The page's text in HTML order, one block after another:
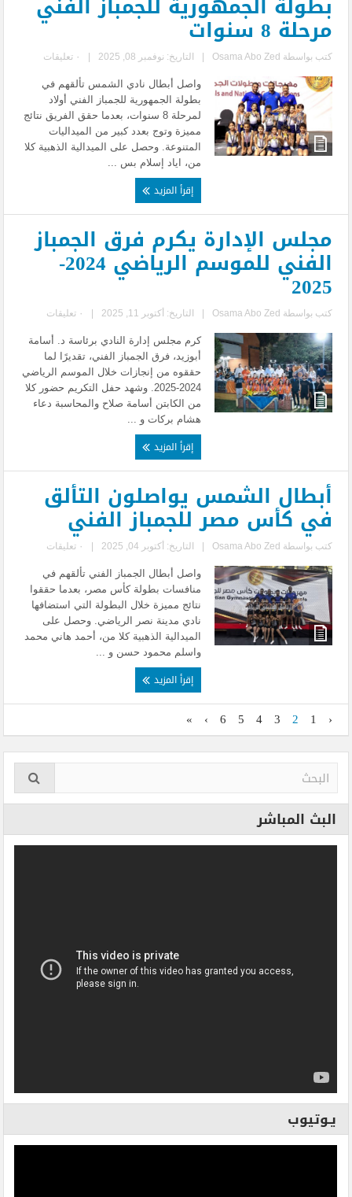
مرحلة 8 سنوات
كتب بواسطة Osama Abo Zed التاريخ: نوفمبر 08, 2025 ٠ تعليقات
واصل أبطال نادي الشمس تألقهم في
بطولة الجمهورية للجمباز الفني أولاد
لمرحلة 8 سنوات، بعدما حقق الفريق نتائج
مميزة وتوج بعدد كبير من الميداليات
المتنوعة. وحصل على الميدالية الذهبية كلا
من، اياد إسلام بس ...
إقرأ المزيد
مجلس الإدارة يكرم فرق الجمباز
الفني للموسم الرياضي 2024-
2025
كتب بواسطة Osama Abo Zed التاريخ: أكتوبر 11, 2025 ٠ تعليقات
كرم مجلس إدارة النادي برئاسة د. أسامة
أبوزيد، فرق الجمباز الفني، تقديرًا لما
حققوه من إنجازات خلال الموسم الرياضي
2024-2025. وشهد حفل التكريم حضور كلا
من الكابتن أسامة صلاح والمحاسبة دعاء
هشام بركات و ...
إقرأ المزيد
أبطال الشمس يواصلون التألق
في كأس مصر للجمباز الفني
كتب بواسطة Osama Abo Zed التاريخ: أكتوبر 04, 2025 ٠ تعليقات
واصل أبطال الجمباز الفني تألقهم في
منافسات بطولة كأس مصر، بعدما حققوا
نتائج مميزة خلال البطولة التي استضافها
نادي مدينة نصر الرياضي. وحصل على
الميدالية الذهبية كلا من، أحمد هاني محمد
واسلم محمود حسن و ...
إقرأ المزيد
‹
1
2
3
4
5
6
›
»
البث المباشر
يـوتيوب